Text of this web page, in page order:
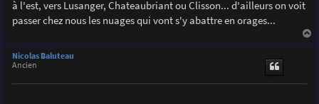
à l'est, vers Lusanger, Chateaubriant ou Clisson... d'ailleurs on voit
passer chez nous les nuages qui vont s'y abattre en orages...
Nicolas Baluteau
Ancien